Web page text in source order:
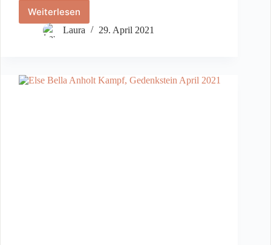
Weiterlesen
Sara
Hess
Laura 29. April 2021